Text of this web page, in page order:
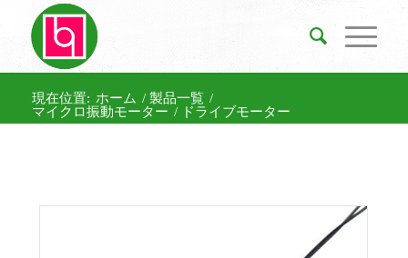
現在位置: ホーム / 製品一覧 /
マイクロ振動モーター / ドライブモーター